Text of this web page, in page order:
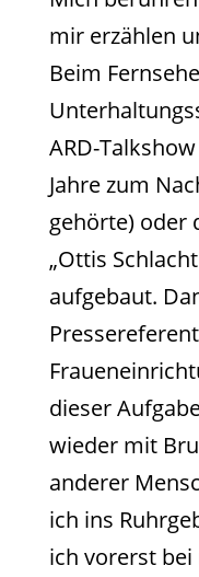
mir erzählen
Beim
ARD-Talkshow
Jahre zum
gehörte) oder
„Ottis
aufgebaut.
dieser
wieder mit
anderer
ich ins
ich vorerst